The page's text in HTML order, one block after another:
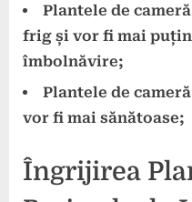
Plantele de
frig și vor fi mai
îmbolnăvire;
Plantele de
vor fi mai sănătoase;
Îngrijirea